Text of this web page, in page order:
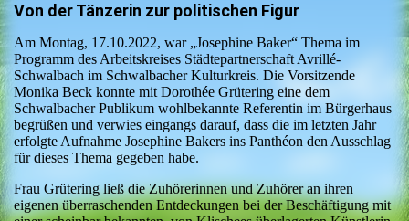
Von der Tänzerin zur politischen Figur
Am Montag, 17.10.2022, war „Josephine Baker“ Thema im
Programm des Arbeitskreises Städtepartnerschaft Avrillé-
Schwalbach im Schwalbacher Kulturkreis. Die Vorsitzende
Monika Beck konnte mit Dorothée Grütering eine dem
Schwalbacher Publikum wohlbekannte Referentin im Bürgerhaus
begrüßen und verwies eingangs darauf, dass die im letzten Jahr
erfolgte Aufnahme Josephine Bakers ins Panthéon den Ausschlag
für dieses Thema gegeben habe.
Frau Grütering ließ die Zuhörerinnen und Zuhörer an ihren
eigenen überraschenden Entdeckungen bei der Beschäftigung mit